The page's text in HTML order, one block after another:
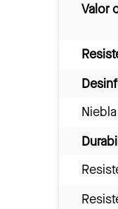
Valor
Niebla